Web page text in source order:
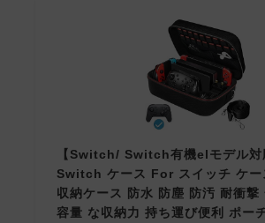
【Switch/ Switch有機elモデル
Switch ケース For スイッチ ケ
収納ケース 防水 防塵 防汚 耐衝撃
容量 な収納力 持ち運び便利 ポー